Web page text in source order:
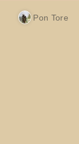
Pon Tore